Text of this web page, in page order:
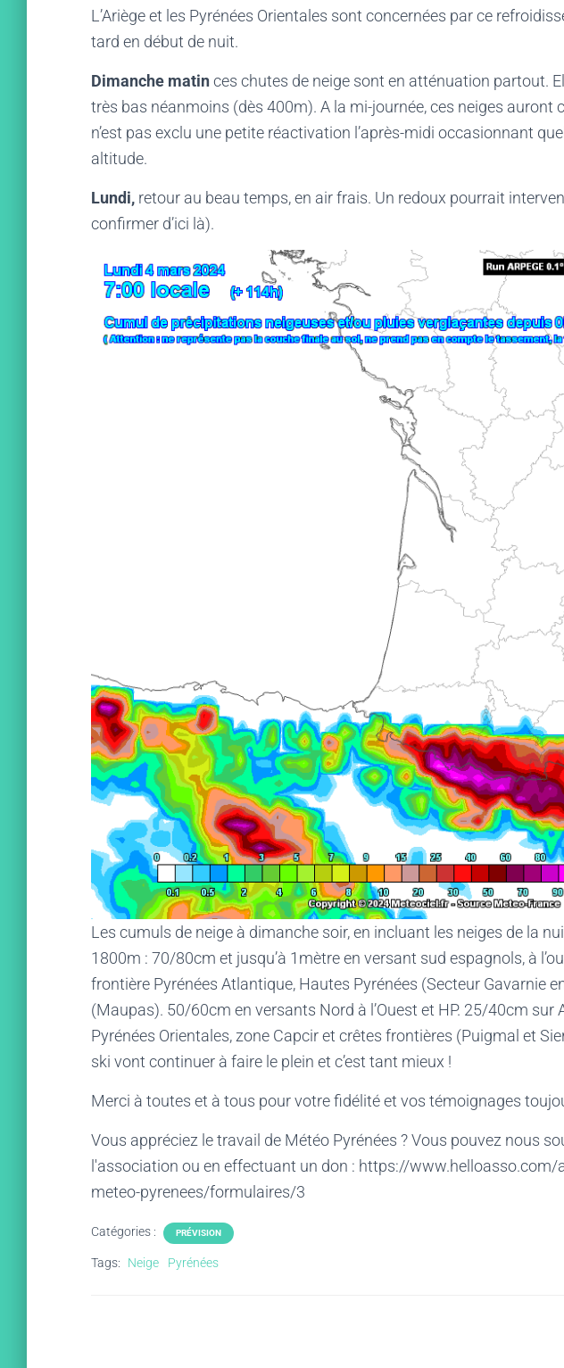
L’Ariège et les Pyrénées Orientales sont concernées par ce
tard en début de nuit.
Dimanche matinces chutes de neige sont en atténuation partout.
très bas néanmoins (dès 400m). A la mi-journée, ces neiges auront
n’est pas exclu une petite réactivation l’après-midi occasionnant
altitude.
Lundi, retour au beau temps, en air frais. Un redoux pourrait
confirmer d’ici là).
Les cumuls de neige à dimanche soir, en incluant les neiges de la
1800m : 70/80cm et jusqu’à 1mètre en versant sud espagnols, à
frontière Pyrénées Atlantique, Hautes Pyrénées (Secteur Gavarnie
(Maupas). 50/60cm en versants Nord à l’Ouest et HP. 25/40cm sur
Pyrénées Orientales, zone Capcir et crêtes frontières (Puigmal et
ski vont continuer à faire le plein et c’est tant mieux !
Merci à toutes et à tous pour votre fidélité et vos témoignages
Vous appréciez le travail de Météo Pyrénées ? Vous pouvez nous
l'association ou en effectuant un don : https://
meteo-pyrenees/formulaires/3
Catégories : PRÉVISION
Tags: Neige Pyrénées